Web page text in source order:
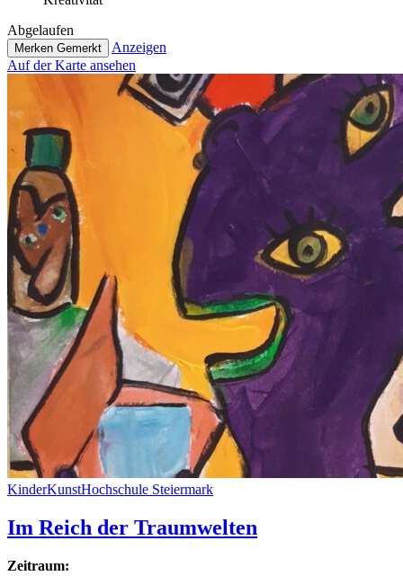
Abge­lau­fen
Merken Gemerkt
Anzeigen
Auf der Karte ansehen
Kin­der­Kunst­Hoch­schu­le Steiermark
Im Reich der Traumwelten
Zeitraum: